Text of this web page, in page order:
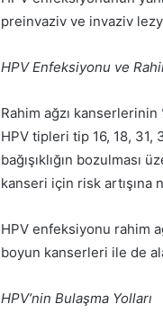
preinvaziv ve invaziv
HPV Enfeksiyonu ve
Rahim ağzı kanserlerinin
HPV tipleri tip 16, 18, 31,
bağışıklığın bozulması
kanseri için risk artışına
HPV enfeksiyonu rahim
boyun kanserleri ile de
HPV’nin Bulaşma Yolları